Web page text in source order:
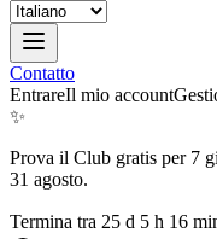
Contatto
EntrareIl mio account
✨
Prova il Club gratis per 7
31 agosto.
Termina tra 25 d 5 h 16